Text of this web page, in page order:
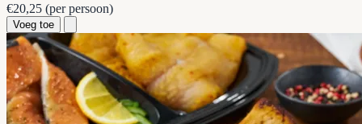
€20,25 (per persoon)
Voeg toe